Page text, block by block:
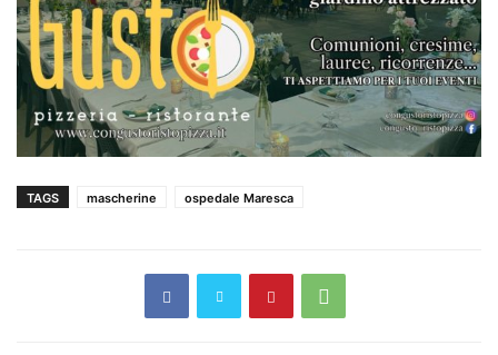
TAGS mascherine ospedale Maresca